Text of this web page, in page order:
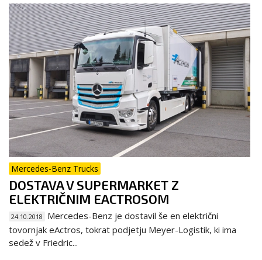
Mercedes-Benz Trucks
DOSTAVA V SUPERMARKET Z
ELEKTRIČNIM EACTROSOM
24.10.2018
Mercedes-Benz je dostavil še en električni
tovornjak eActros, tokrat podjetju Meyer-Logistik, ki ima
sedež v Friedric...